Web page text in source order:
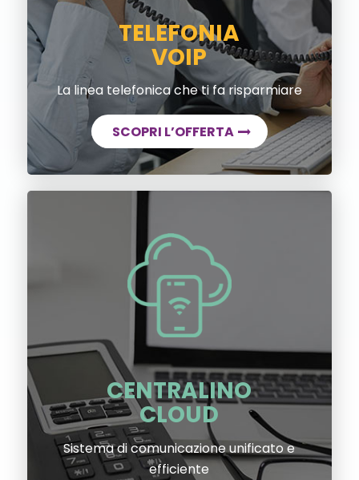
TELEFONIA
VOIP
La linea telefonica che ti fa risparmiare
SCOPRI L’OFFERTA
CENTRALINO
CLOUD
Sistema di comunicazione unificato e
efficiente